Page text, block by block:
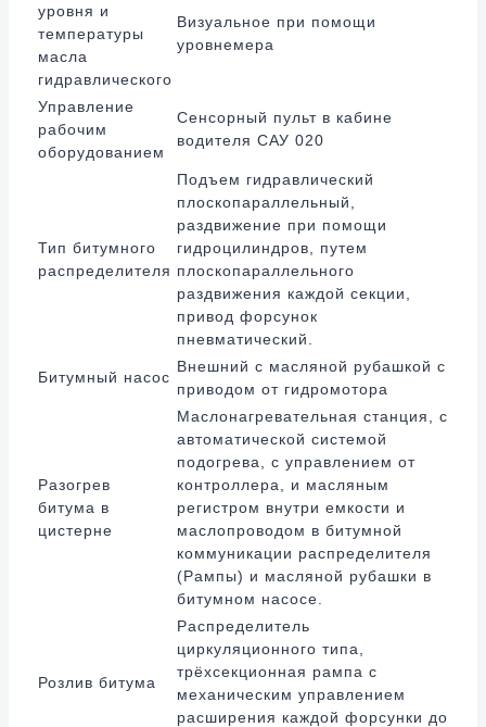
уровня и
температуры
масла
гидравлического
Визуальное при помощи
уровнемера
Управление
рабочим
оборудованием
Сенсорный пульт в кабине
водителя САУ 020
Тип битумного
распределителя
Подъем гидравлический
плоскопараллельный,
раздвижение при помощи
гидроцилиндров, путем
плоскопараллельного
раздвижения каждой секции,
привод форсунок
пневматический.
Битумный насос
Внешний с масляной рубашкой с
приводом от гидромотора
Разогрев
битума в
цистерне
Маслонагревательная станция, с
автоматической системой
подогрева, с управлением от
контроллера, и масляным
регистром внутри емкости и
маслопроводом в битумной
коммуникации распределителя
(Рампы) и масляной рубашки в
битумном насосе.
Розлив битума
Распределитель
циркуляционного типа,
трёхсекционная рампа с
механическим управлением
расширения каждой форсунки до